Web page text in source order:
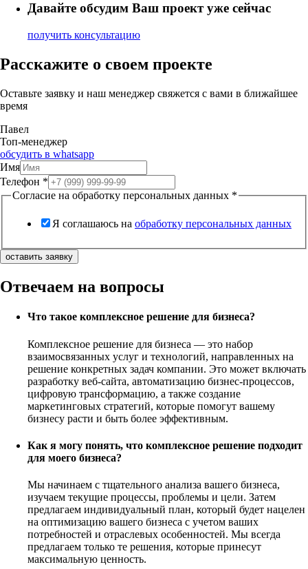
Давайте обсудим Ваш проект уже сейчас
получить консультацию
Расскажите о своем проекте
Оставьте заявку и наш менеджер свяжется с вами в ближайшее
время
Павел
Топ-менеджер
обсудить в whatsapp
Имя
Телефон *
Согласие на обработку персональных данных *
Я соглашаюсь на обработку персональных данных
оставить заявку
Отвечаем на вопросы
Что такое комплексное решение для бизнеса?
Комплексное решение для бизнеса — это набор
взаимосвязанных услуг и технологий, направленных на
решение конкретных задач компании. Это может включать
разработку веб-сайта, автоматизацию бизнес-процессов,
цифровую трансформацию, а также создание
маркетинговых стратегий, которые помогут вашему
бизнесу расти и быть более эффективным.
Как я могу понять, что комплексное решение подходит
для моего бизнеса?
Мы начинаем с тщательного анализа вашего бизнеса,
изучаем текущие процессы, проблемы и цели. Затем
предлагаем индивидуальный план, который будет нацелен
на оптимизацию вашего бизнеса с учетом ваших
потребностей и отраслевых особенностей. Мы всегда
предлагаем только те решения, которые принесут
максимальную ценность.